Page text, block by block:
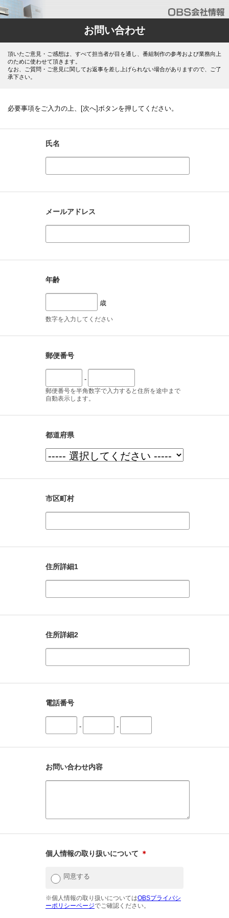
お問い合わせ
頂いたご意見・ご感想は、すべて担当者が目を通し、番組制作の参考および業務向上
のために使わせて頂きます。
なお、ご質問・ご意見に関してお返事を差し上げられない場合がありますので、ご了
承下さい。
必要事項をご入力の上、[次へ]ボタンを押してください。
氏名
メールアドレス
年齢
歳
数字を入力してください
郵便番号
-
郵便番号を半角数字で入力すると住所を途中まで
自動表示します。
都道府県
市区町村
住所詳細1
住所詳細2
電話番号
- -
お問い合わせ内容
個人情報の取り扱いについて ＊
同意する
※個人情報の取り扱いについてはOBSプライバシ
ーポリシーページでご確認ください。